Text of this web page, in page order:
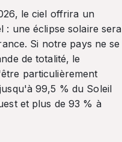
le ciel offrira un
: une éclipse solaire sera
Si notre pays ne se
de totalité, le
particulièrement
99,5 % du Soleil
et plus de 93 % à